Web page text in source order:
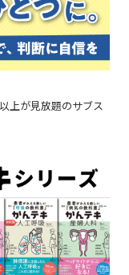
上が見放題のサブス